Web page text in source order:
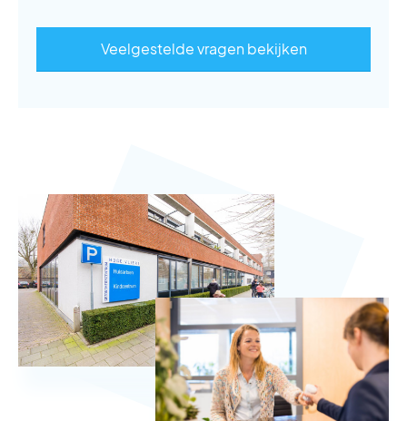
Veelgestelde vragen bekijken